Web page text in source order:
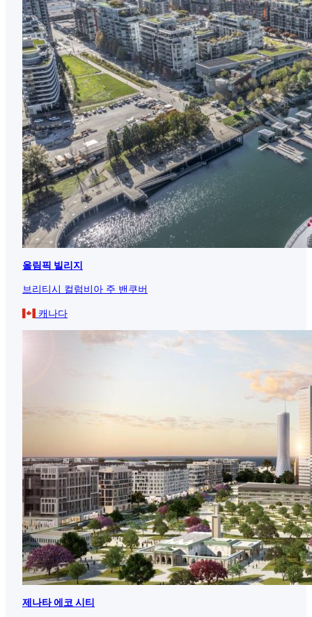
올림픽 빌리지
브리티시 컬럼비아 주 밴쿠버
캐나다
제나타 에코 시티